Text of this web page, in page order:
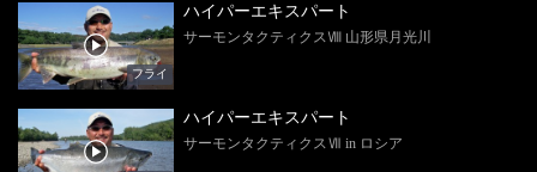
フライ
ハイパーエキスパート
サーモンタクティクスⅧ 山形県月光川
ハイパーエキスパート
サーモンタクティクスⅦ in ロシア